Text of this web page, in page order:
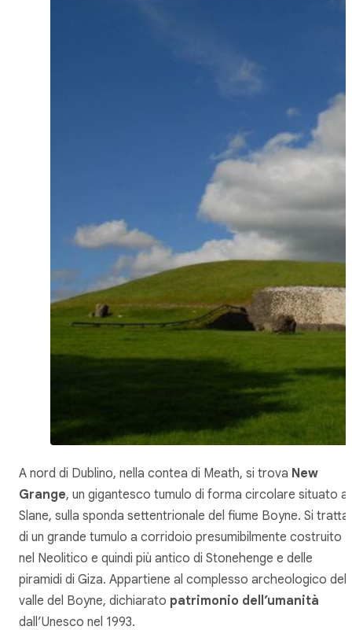
A nord di Dublino, nella contea di Meath, si trova New
Grange, un gigantesco tumulo di forma circolare situato a
Slane, sulla sponda settentrionale del fiume Boyne. Si tratta
di un grande tumulo a corridoio presumibilmente costruito
nel Neolitico e quindi più antico di Stonehenge e delle
piramidi di Giza. Appartiene al complesso archeologico
valle del Boyne, dichiarato patrimonio dell’umanità
dall’Unesco nel 1993.